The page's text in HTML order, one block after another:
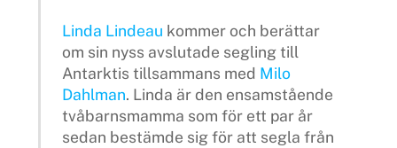
Linda Lindeau kommer och berättar
om sin nyss avslutade segling till
Antarktis tillsammans med Milo
Dahlman. Linda är den ensamstående
tvåbarnsmamma som för ett par år
sedan bestämde sig för att segla från